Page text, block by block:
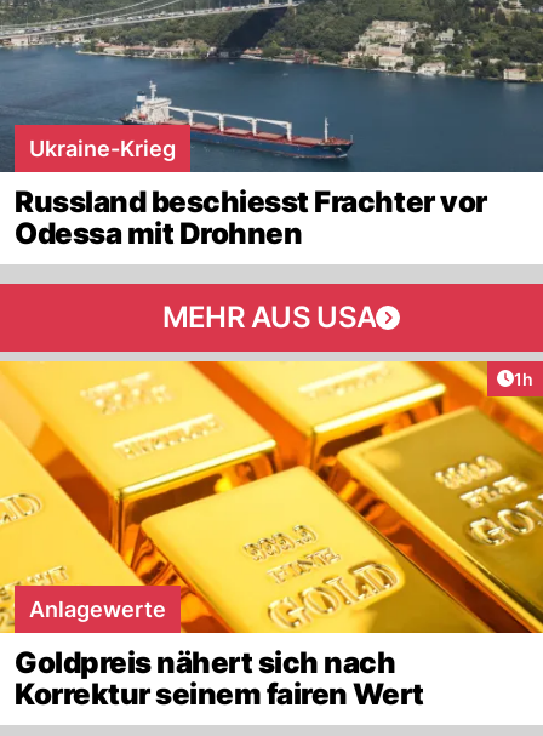
Ukraine-Krieg
Russland beschiesst Frachter vor
Odessa mit Drohnen
MEHR AUS USA
1h
Anlagewerte
Goldpreis nähert sich nach
Korrektur seinem fairen Wert